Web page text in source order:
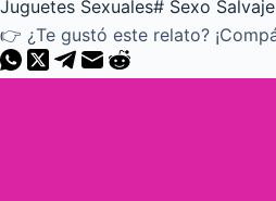
Juguetes Sexuales# Sexo Salvaje
👉 ¿Te gustó este relato?